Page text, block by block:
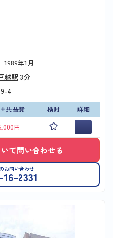
1989年1月
越駅 3分
4
共益費 検討
詳細
円
て問い合わせる
お問い合わせ
16-2331